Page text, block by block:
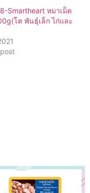
Smartheart หมาเม็ด
โต พันธุ์เล็ก ไก่และ